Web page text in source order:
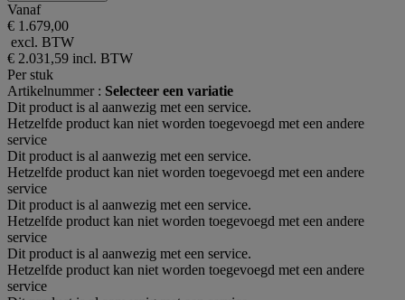
Vanaf
€ 1.679,00
excl. BTW
€ 2.031,59 incl. BTW
Per stuk
Artikelnummer : Selecteer een variatie
Dit product is al aanwezig met een service.
Hetzelfde product kan niet worden toegevoegd met een andere
service
Dit product is al aanwezig met een service.
Hetzelfde product kan niet worden toegevoegd met een andere
service
Dit product is al aanwezig met een service.
Hetzelfde product kan niet worden toegevoegd met een andere
service
Dit product is al aanwezig met een service.
Hetzelfde product kan niet worden toegevoegd met een andere
service